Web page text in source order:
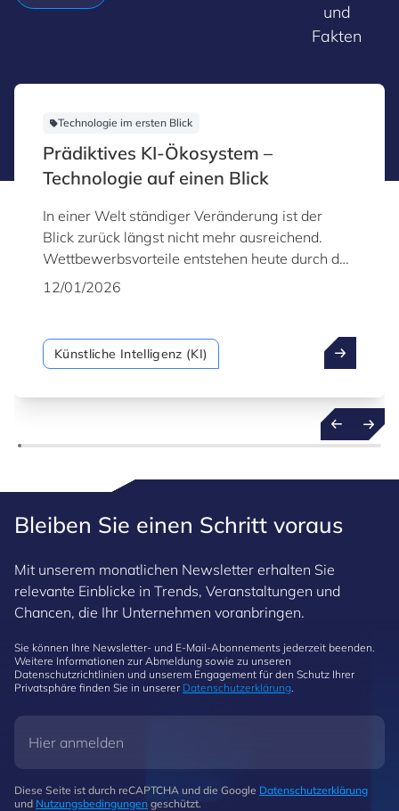
und
Fakten
Technologie im ersten Blick
Prädiktives KI-Ökosystem –
Technologie auf einen Blick
In einer Welt ständiger Veränderung ist der
Blick zurück längst nicht mehr ausreichend.
Wettbewerbsvorteile entstehen heute durch das
frühzeitige Erkennen kommender
Organisationen den Übergang von einer
reaktiven zu einer proaktiven Arbeitsweise
vergangene Daten zu analysieren, sondern auf
größerer Sicherheit zu prognostizieren.
12/01/2026
Künstliche Intelligenz (KI)
Bleiben Sie einen Schritt voraus
Mit unserem monatlichen Newsletter erhalten Sie
relevante Einblicke in Trends, Veranstaltungen und
Chancen, die Ihr Unternehmen voranbringen.
Sie können Ihre Newsletter- und E-Mail-Abonnements jederzeit beenden.
Weitere Informationen zur Abmeldung sowie zu unseren
Datenschutzrichtlinien und unserem Engagement für den Schutz Ihrer
Privatsphäre finden Sie in unserer Datenschutzerklärung.
Diese Seite ist durch reCAPTCHA und die Google Datenschutzerklärung
und Nutzungsbedingungen geschützt.